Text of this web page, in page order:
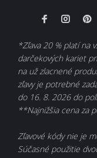
*Zľava 20 % platí na
darčekových kariet
na už zlacnené
zľavy je potrebné
do 16. 8. 2026 do
**Najnižšia cena za
Zľavové kódy nie je
Súčasné použitie